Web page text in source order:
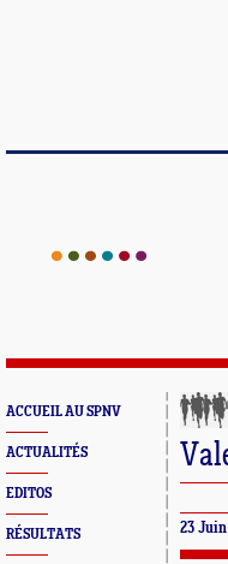
ACCUEIL AU SPNV
ACTUALITÉS
EDITOS
RÉSULTATS 23